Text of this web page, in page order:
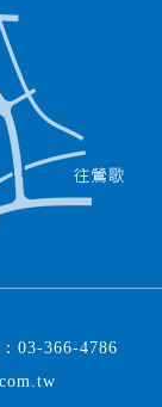
03-366-4786